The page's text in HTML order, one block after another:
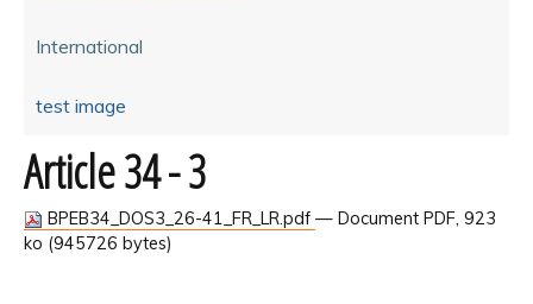
International
test image
Article 34 - 3
BPEB34_DOS3_26-41_FR_LR.pdf — Document PDF, 923
ko (945726 bytes)